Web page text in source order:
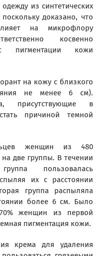
из синтетических
доказано, что
на микрофлору
косвенно
пигментации кожи
на кожу с близкого
не менее 6 см).
присутствующие в
причиной темной
женщин из 480
две группы. В течении
пользовалась
их с расстоянии
группа распыляла
более 6 см. Было
женщин из первой
пигментация кожи.
крема для удаления